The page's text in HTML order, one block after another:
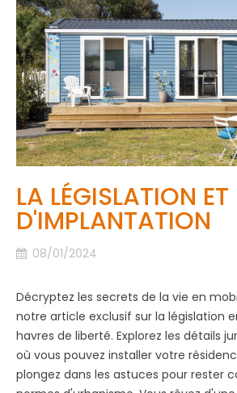
LA LÉGISLATION ET
D'IMPLANTATION
08/01/2024
Décryptez les secrets de la vie en
notre article exclusif sur la législation
havres de liberté. Explorez les détails
où vous pouvez installer votre
plongez dans les astuces pour rester